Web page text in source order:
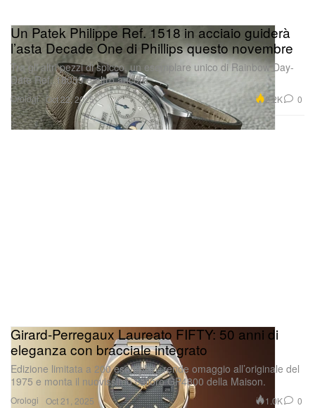
Orologi
Un Patek Philippe Ref. 1518 in acciaio guiderà
l’asta Decade One di Phillips questo novembre
Tra gli altri pezzi di spicco, un esemplare unico di Rainbow Day-
Date Ref. 18059 e altro ancora.
Oct 22, 2025 2.2K 0
Orologi
Girard-Perregaux Laureato FIFTY: 50 anni di
eleganza con bracciale integrato
Edizione limitata a 200 esemplari, rende omaggio all’originale del
1975 e monta il nuovissimo calibro GP4800 della Maison.
Oct 21, 2025 1.0K 0